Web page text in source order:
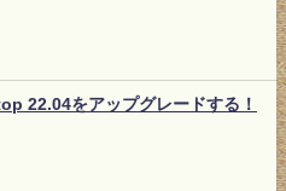
22.04をアップグレードする！